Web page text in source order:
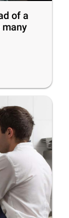
of a
many